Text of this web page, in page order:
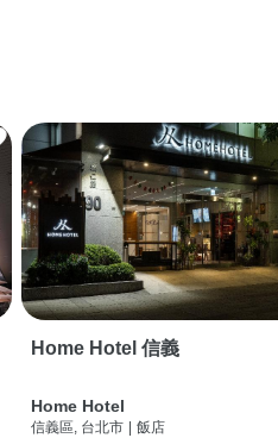
Home Hotel 信義
Home Hotel
信義區, 台北市 飯店